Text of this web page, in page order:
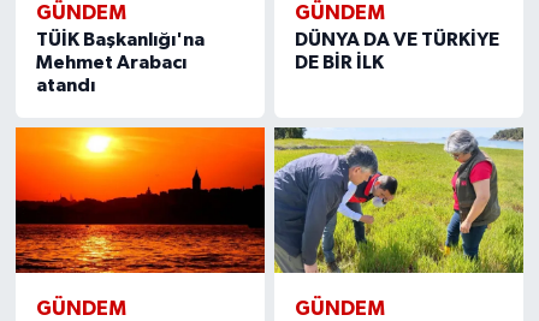
GÜNDEM
TÜİK Başkanlığı'na
Mehmet Arabacı
atandı
GÜNDEM
DÜNYA DA VE TÜRKİYE
DE BİR İLK
GÜNDEM GÜNDEM